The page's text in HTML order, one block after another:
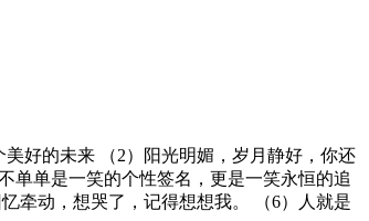
好的未来 （2）阳光明媚，岁月静好，你还
单单是一笑的个性签名，更是一笑永恒的追
牵动，想哭了，记得想想我。 （6）人就是